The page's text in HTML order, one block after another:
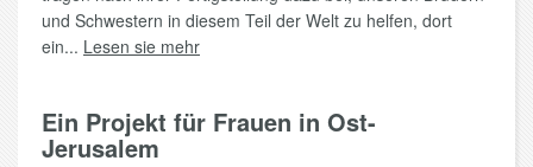
und Schwestern in diesem Teil der Welt zu helfen, dort
ein... Lesen sie mehr
Ein Projekt für Frauen in Ost-
Jerusalem